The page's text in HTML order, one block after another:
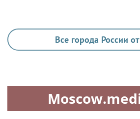
Все города России